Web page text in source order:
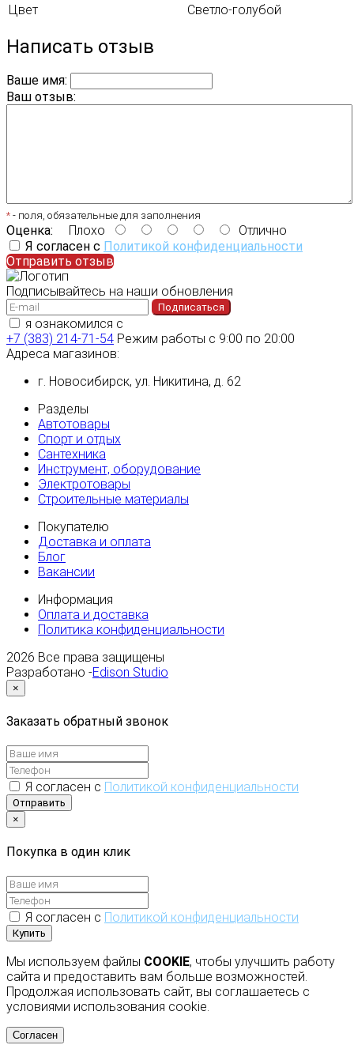
Цвет
Светло-голубой
Написать отзыв
Ваше имя:
Ваш отзыв:
* - поля, обязательные для заполнения
Оценка: Плохо
Отлично
Я согласен с Политикой конфиденциальности
Отправить отзыв
Подписывайтесь на наши обновления
Подписаться
я ознакомился с
+7 (383) 214-71-54 Режим работы с 9:00 по 20:00
Адреса магазинов:
г. Новосибирск, ул. Никитина, д. 62
Разделы
Автотовары
Спорт и отдых
Сантехника
Инструмент, оборудование
Электротовары
Строительные материалы
Покупателю
Доставка и оплата
Блог
Вакансии
Информация
Оплата и доставка
Политика конфиденциальности
2026 Все права защищены
Разработано -Edison Studio
×
Заказать обратный звонок
Я согласен с Политикой конфиденциальности
Отправить
×
Покупка в один клик
Я согласен с Политикой конфиденциальности
Купить
Мы используем файлы COOKIE, чтобы улучшить работу
сайта и предоставить вам больше возможностей.
Продолжая использовать сайт, вы соглашаетесь с
условиями использования cookie.
Согласен